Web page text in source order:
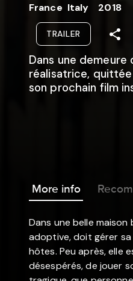
France Italy 2018
TRAILER
Dans une demeure
réalisatrice,
son prochain film
More info
Dans une belle maison
adoptive, doit gérer sa
hôtes. Peu après, elle
désespérés, de jouer